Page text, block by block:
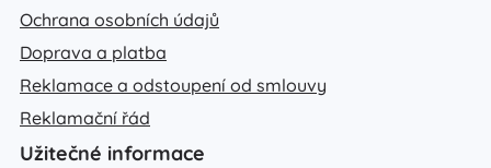
Ochrana osobních údajů
Doprava a platba
Reklamace a odstoupení od smlouvy
Reklamační řád
Užitečné informace